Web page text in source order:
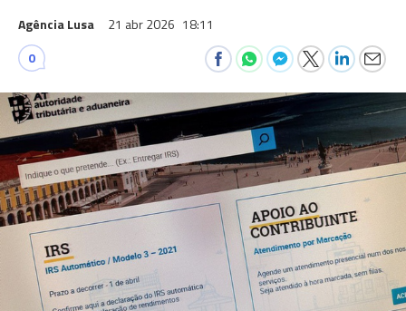
Agência Lusa 21 abr 2026 18:11
0